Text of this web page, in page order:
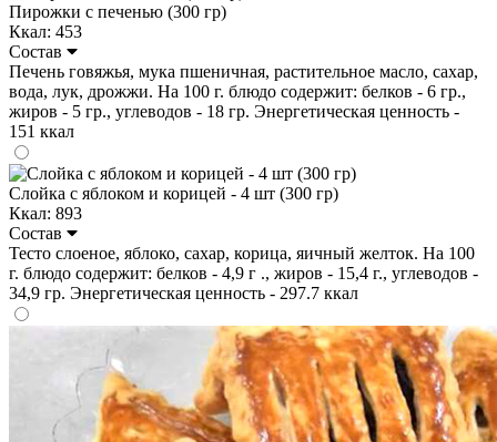
Пирожки с печенью (300 гр)
Ккал: 453
Состав
Печень говяжья, мука пшеничная, растительное масло, сахар,
вода, лук, дрожжи. На 100 г. блюдо содержит: белков - 6 гр.,
жиров - 5 гр., углеводов - 18 гр. Энергетическая ценность -
151 ккал
Слойка с яблоком и корицей - 4 шт (300 гр)
Ккал: 893
Состав
Тесто слоеное, яблоко, сахар, корица, яичный желток. На 100
г. блюдо содержит: белков - 4,9 г ., жиров - 15,4 г., углеводов -
34,9 гр. Энергетическая ценность - 297.7 ккал